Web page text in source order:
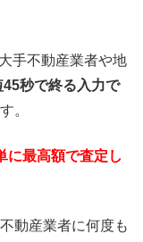
手不動産業者や地
45秒で終る入力で
。
に最高額で査定し
動産業者に何度も